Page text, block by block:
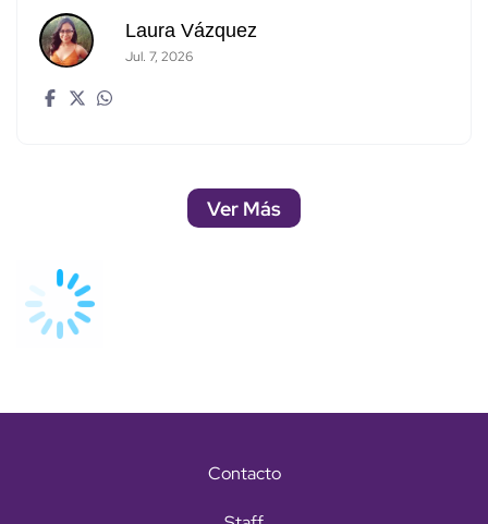
Laura Vázquez
Jul. 7, 2026
Ver Más
Contacto